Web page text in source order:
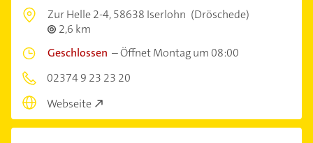
Zur Helle 2-4,58638 Iserlohn (Dröschede)
2,6 km
Geschlossen –Öffnet Montag um 08:00
02374 9 23 23 20
Webseite